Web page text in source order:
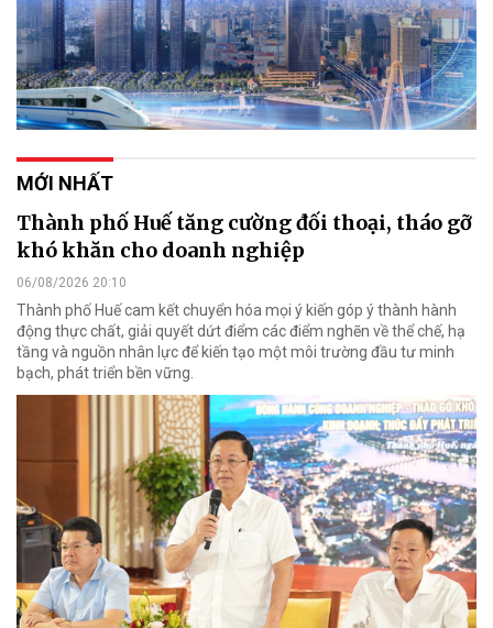
MỚI NHẤT
Thành phố Huế tăng cường đối thoại, tháo gỡ
khó khăn cho doanh nghiệp
06/08/2026 20:10
Thành phố Huế cam kết chuyển hóa mọi ý kiến góp ý thành hành
động thực chất, giải quyết dứt điểm các điểm nghẽn về thể chế, hạ
tầng và nguồn nhân lực để kiến tạo một môi trường đầu tư minh
bạch, phát triển bền vững.